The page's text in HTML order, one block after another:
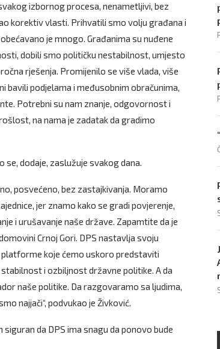
izbornog procesa, nenametljivi, bez
korektiv vlasti. Prihvatili smo volju građana i
je mnogo. Građanima su nuđene
dobili smo političku nestabilnost, umjesto
rješenja. Promijenilo se više vlada, više
bavili podjelama i međusobnim obračunima,
Potrebni su nam znanje, odgovornost i
na nama je zadatak da gradimo
se, dodaje, zaslužuje svakog dana.
posvećeno, bez zastajkivanja. Moramo
jer znamo kako se gradi povjerenje,
i urušavanje naše države. Zapamtite da je
Crnoj Gori. DPS nastavlja svoju
koje ćemo uskoro predstaviti
i ozbiljnost državne politike. A da
naše politike. Da razgovaramo sa ljudima,
najjači“, podvukao je Živković.
da DPS ima snagu da ponovo bude